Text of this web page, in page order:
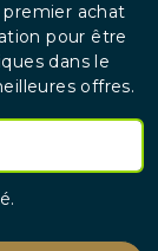
achat
pour être
dans le
offres.
.